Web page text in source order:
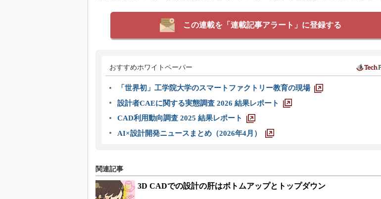
この連載を「連載記事アラート」に登録する
おすすめホワイトペーパー
「世界初」工学院大学のスマートファクトリー教育の現場
設計者CAEに関する実態調査 2026 結果レポート
CAD利用動向調査 2025 結果レポート
AI×設計開発ニュースまとめ（2026年4月）
関連記事
3D CADでの設計の肝はボトムアップとトップダウン